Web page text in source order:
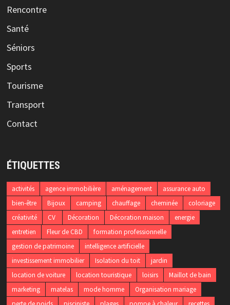
Rencontre
Santé
Séniors
Sports
Tourisme
Transport
Contact
ÉTIQUETTES
activités agence immobilière aménagement
assurance auto
bien-être
Bijoux camping chauffage cheminée
coloriage
créativité
CV Décoration Décoration maison
energie
entretien
Fleur de CBD
formation professionnelle
gestion de patrimoine
intelligence artificielle
investissement immobilier
Isolation du toit
jardin
location de voiture
location touristique loisirs
Maillot de bain
marketing
matelas mode homme
Organisation mariage